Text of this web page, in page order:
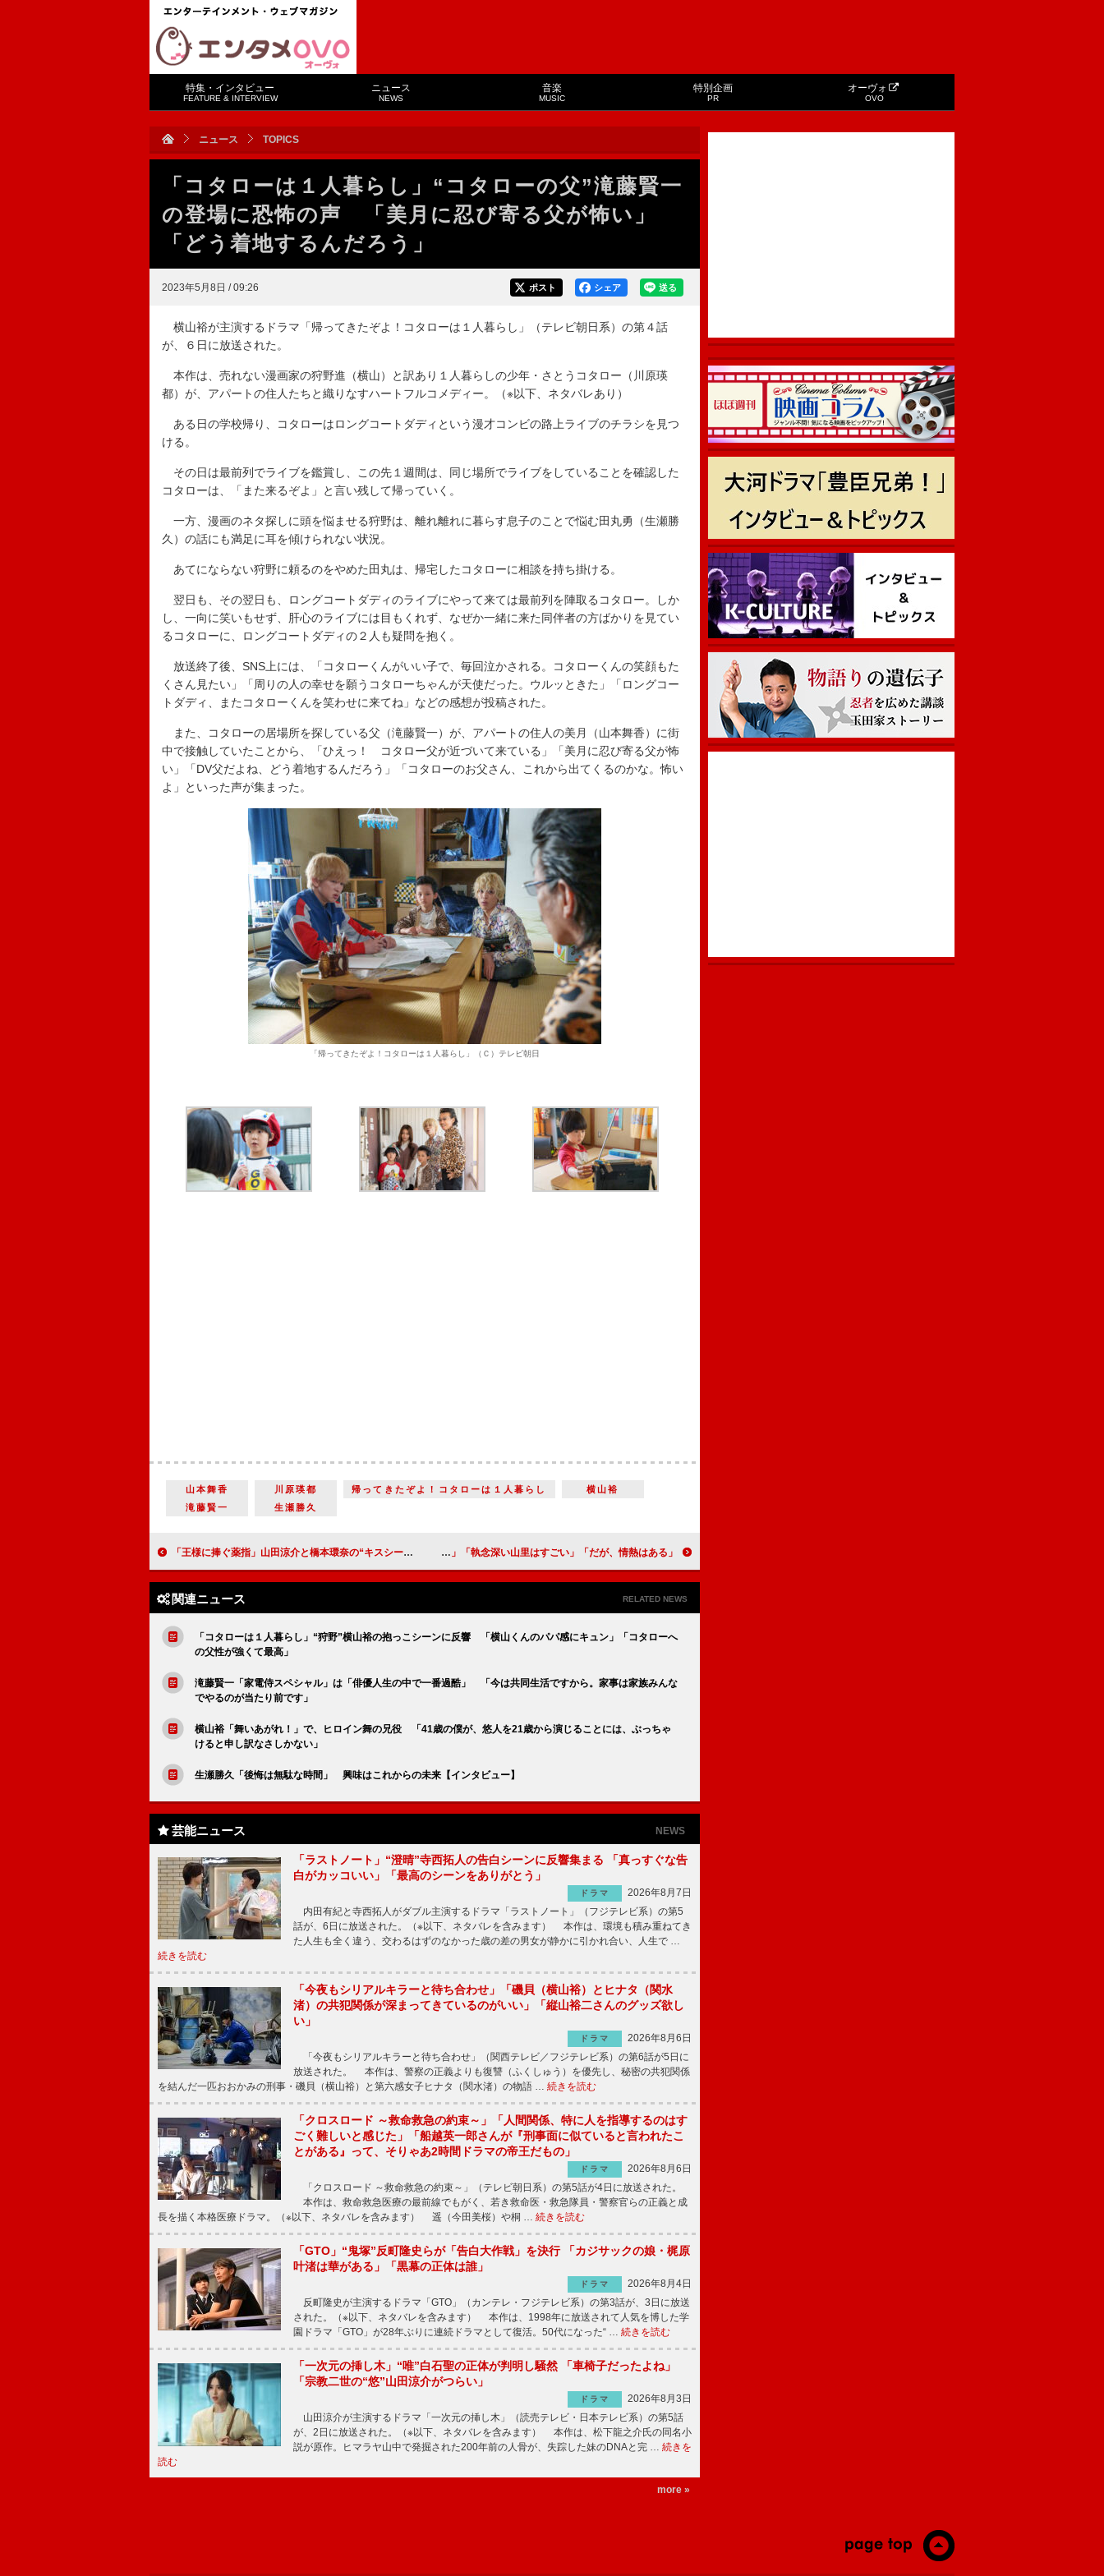
特集・インタビュー
FEATURE & INTERVIEW
ニュース
NEWS
音楽
MUSIC
特別企画
PR
オーヴォ
OVO
ニュース TOPICS
「コタローは１人暮らし」“コタローの父”滝藤賢一
の登場に恐怖の声 「美月に忍び寄る父が怖い」
「どう着地するんだろう」
2023年5月8日 / 09:26 送る
シェア
ポスト
横山裕が主演するドラマ「帰ってきたぞよ！コタローは１人暮らし」（テレビ朝日系）の第４話
が、６日に放送された。
本作は、売れない漫画家の狩野進（横山）と訳あり１人暮らしの少年・さとうコタロー（川原瑛
都）が、アパートの住人たちと織りなすハートフルコメディー。（※以下、ネタバレあり）
ある日の学校帰り、コタローはロングコートダディという漫才コンビの路上ライブのチラシを見つ
ける。
その日は最前列でライブを鑑賞し、この先１週間は、同じ場所でライブをしていることを確認した
コタローは、「また来るぞよ」と言い残して帰っていく。
一方、漫画のネタ探しに頭を悩ませる狩野は、離れ離れに暮らす息子のことで悩む田丸勇（生瀬勝
久）の話にも満足に耳を傾けられない状況。
あてにならない狩野に頼るのをやめた田丸は、帰宅したコタローに相談を持ち掛ける。
翌日も、その翌日も、ロングコートダディのライブにやって来ては最前列を陣取るコタロー。しか
し、一向に笑いもせず、肝心のライブには目もくれず、なぜか一緒に来た同伴者の方ばかりを見てい
るコタローに、ロングコートダディの２人も疑問を抱く。
放送終了後、SNS上には、「コタローくんがいい子で、毎回泣かされる。コタローくんの笑顔もた
くさん見たい」「周りの人の幸せを願うコタローちゃんが天使だった。ウルッときた」「ロングコー
トダディ、またコタローくんを笑わせに来てね」などの感想が投稿された。
また、コタローの居場所を探している父（滝藤賢一）が、アパートの住人の美月（山本舞香）に街
中で接触していたことから、「ひえっ！ コタロー父が近づいて来ている」「美月に忍び寄る父が怖
い」「DV父だよね、どう着地するんだろう」「コタローのお父さん、これから出てくるのかな。怖い
よ」といった声が集まった。
「帰ってきたぞよ！コタローは１人暮らし」（Ｃ）テレビ朝日
山本舞香 川原瑛都 帰ってきたぞよ！コタローは１人暮らし
横山裕
滝藤賢一
生瀬勝久
「王様に捧ぐ薬指」山田涼介と橋本環奈の“キスシーン”に反響 「２回目の長いキスは叫んだ」「東郷、もう好きじゃん」 「だが、情熱はある」南海キャンディーズ誕生に感動の声 「山ちゃんの誘い方がロマンチック」「執念深い山里はすごい」
関連ニュース RELATED NEWS
「コタローは１人暮らし」“狩野”横山裕の抱っこシーンに反響 「横山くんのパパ感にキュン」「コタローへ
の父性が強くて最高」
滝藤賢一「家電侍スペシャル」は「俳優人生の中で一番過酷」 「今は共同生活ですから。家事は家族みんな
でやるのが当たり前です」
横山裕「舞いあがれ！」で、ヒロイン舞の兄役 「41歳の僕が、悠人を21歳から演じることには、ぶっちゃ
けると申し訳なさしかない」
生瀬勝久「後悔は無駄な時間」 興味はこれからの未来【インタビュー】
芸能ニュース NEWS
「ラストノート」“澄晴”寺西拓人の告白シーンに反響集まる 「真っすぐな告
白がカッコいい」「最高のシーンをありがとう」
ドラマ
2026年8月7日
内田有紀と寺西拓人がダブル主演するドラマ「ラストノート」（フジテレビ系）の第5
話が、6日に放送された。（※以下、ネタバレを含みます） 本作は、環境も積み重ねてき
た人生も全く違う、交わるはずのなかった歳の差の男女が静かに引かれ合い、人生で …
続きを読む
「今夜もシリアルキラーと待ち合わせ」「磯貝（横山裕）とヒナタ（関水
渚）の共犯関係が深まってきているのがいい」「縦山裕二さんのグッズ欲し
い」
ドラマ
2026年8月6日
「今夜もシリアルキラーと待ち合わせ」（関西テレビ／フジテレビ系）の第6話が5日に
放送された。 本作は、警察の正義よりも復讐（ふくしゅう）を優先し、秘密の共犯関係
を結んだ一匹おおかみの刑事・磯貝（横山裕）と第六感女子ヒナタ（関水渚）の物語 … 続きを読む
「クロスロード ～救命救急の約束～」「人間関係、特に人を指導するのはす
ごく難しいと感じた」「船越英一郎さんが『刑事面に似ていると言われたこ
とがある』って、そりゃあ2時間ドラマの帝王だもの」
ドラマ
2026年8月6日
「クロスロード ～救命救急の約束～」（テレビ朝日系）の第5話が4日に放送された。
本作は、救命救急医療の最前線でもがく、若き救命医・救急隊員・警察官らの正義と成
長を描く本格医療ドラマ。（※以下、ネタバレを含みます） 遥（今田美桜）や桐 … 続きを読む
「GTO」“鬼塚”反町隆史らが「告白大作戦」を決行 「カジサックの娘・梶原
叶渚は華がある」「黒幕の正体は誰」
ドラマ
2026年8月4日
反町隆史が主演するドラマ「GTO」（カンテレ・フジテレビ系）の第3話が、3日に放送
された。（※以下、ネタバレを含みます） 本作は、1998年に放送されて人気を博した学
園ドラマ「GTO」が28年ぶりに連続ドラマとして復活。50代になった“ … 続きを読む
「一次元の挿し木」“唯”白石聖の正体が判明し騒然 「車椅子だったよね」
「宗教二世の“悠”山田涼介がつらい」
ドラマ
2026年8月3日
山田涼介が主演するドラマ「一次元の挿し木」（読売テレビ・日本テレビ系）の第5話
が、2日に放送された。（※以下、ネタバレを含みます） 本作は、松下龍之介氏の同名小
説が原作。ヒマラヤ山中で発掘された200年前の人骨が、失踪した妹のDNAと完 … 続きを
読む
more »